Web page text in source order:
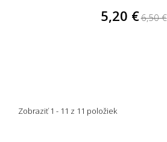
5,20 €6,50 €
Zobraziť 1 - 11 z 11 položiek